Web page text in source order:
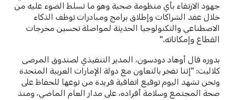
جهود الارتقاء بأي منظومة صحية وهو ما نسلط الضوء عليه من
خلال عقد الشراكات وإطلاق برامج ومبادرات توظف الذكاء
الاصطناعي والتكنولوجيا الحديثة لمواصلة تحسين مخرجات
القطاع وإمكاناته."
بدوره قال أوهاد دودسون، المدير التنفيذي لصندوق المرضى
كلاليت: "إننا نفخر بالتعاون مع دولة الإمارات العربية المتحدة
ونحن نشهد اليوم توقيع اتفاقية فريدة من نوعها للحفاظ على
صحة المجتمع وسلامة أفراده، على مدار العام الماضي، ومنذ